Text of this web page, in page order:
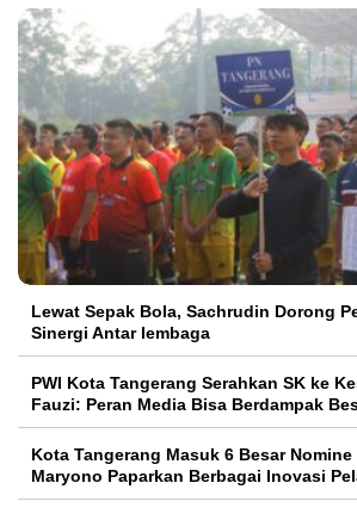
Lewat Sepak Bola, Sachrudin Dorong
Sinergi Antar lembaga
PWI Kota Tangerang Serahkan SK ke
Fauzi: Peran Media Bisa Berdampak
Kota Tangerang Masuk 6 Besar Nomine
Maryono Paparkan Berbagai Inovasi